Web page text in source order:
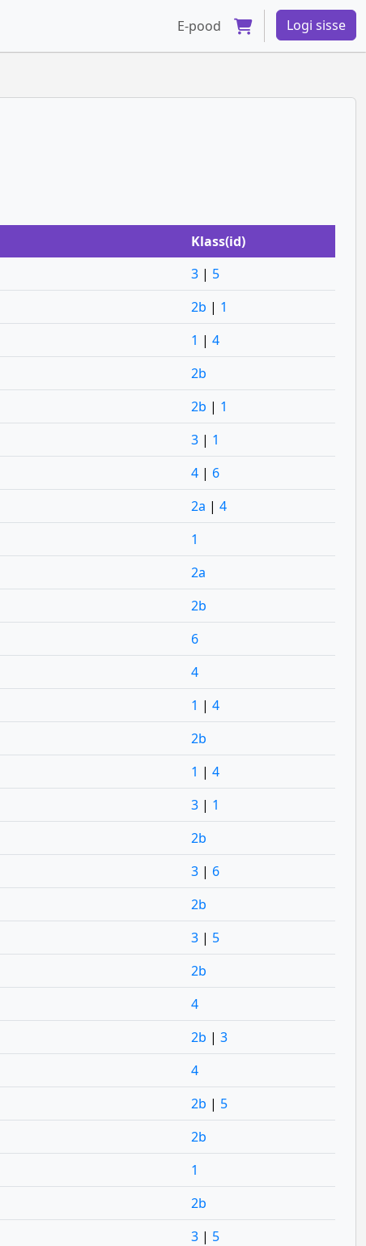
E-pood Logi sisse
Klass(id)
3| 5
2b | 1
1 | 4
2b
2b | 1
3| 1
4| 6
2a | 4
1
2a
2b
6
4
1 | 4
2b
1 | 4
3| 1
2b
3| 6
2b
3| 5
2b
4
2b | 3
4
2b | 5
2b
1
2b
3| 5